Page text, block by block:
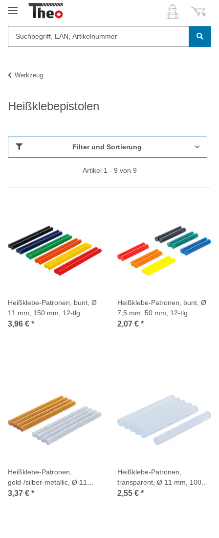
Werkzeug
Heißklebepistolen
Filter und Sortierung
Artikel 1 - 9 von 9
Heißklebe-Patronen, bunt, Ø
11 mm, 150 mm, 12-tlg.
3,96 € *
Heißklebe-Patronen, bunt, Ø
7,5 mm, 50 mm, 12-tlg.
2,07 € *
Heißklebe-Patronen,
gold-/silber-metallic, Ø 11
mm, 150 mm, 8-tlg.
3,37 € *
Heißklebe-Patronen,
transparent, Ø 11 mm, 100
mm, 6-tlg.
2,55 € *